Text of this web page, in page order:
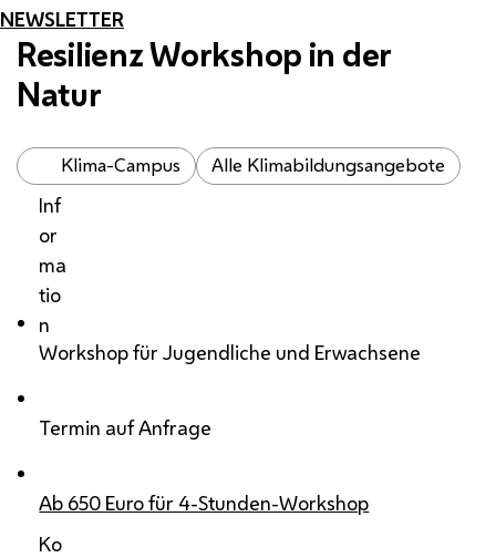
NEWSLETTER
Resilienz Workshop in der
Natur
Klima-Campus Alle Klimabildungsangebote
Inf
or
ma
tio
n
Workshop für Jugendliche und Erwachsene
Termin auf Anfrage
Ab 650 Euro für 4-Stunden-Workshop
Ko